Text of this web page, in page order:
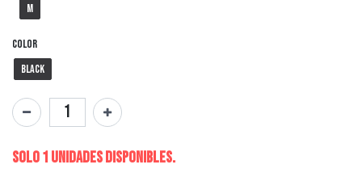
M
Color
Black
Solo 1 Unidades disponibles.